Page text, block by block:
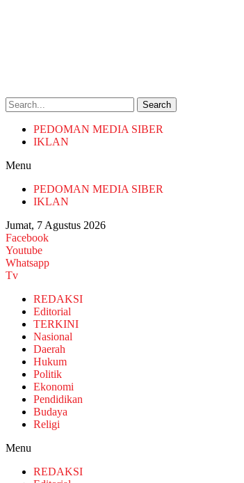
Search
PEDOMAN MEDIA SIBER
IKLAN
Menu
PEDOMAN MEDIA SIBER
IKLAN
Jumat, 7 Agustus 2026
Facebook
Youtube
Whatsapp
Tv
REDAKSI
Editorial
TERKINI
Nasional
Daerah
Hukum
Politik
Ekonomi
Pendidikan
Budaya
Religi
Menu
REDAKSI